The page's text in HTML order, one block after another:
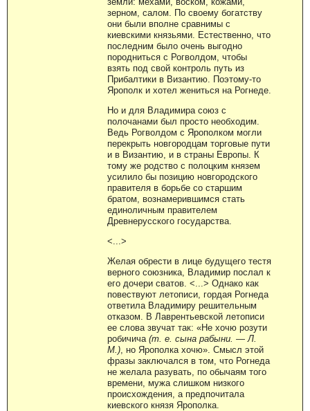
зерном, салом. По своему богатству
они были вполне сравнимы с
киевскими князьями. Естественно, что
последним было очень выгодно
породниться с Рогволдом, чтобы
взять под свой контроль путь из
Прибалтики в Византию. Поэтому-то
Ярополк и хотел жениться на Рогнеде.
Но и для Владимира союз с
полочанами был просто необходим.
Ведь Рогволдом с Ярополком могли
перекрыть новгородцам торговые пути
и в Византию, и в страны Европы. К
тому же родство с полоцким князем
усилило бы позицию новгородского
правителя в борьбе со старшим
братом, вознамерившимся стать
единоличным правителем
Древнерусского государства.
<...>
Желая обрести в лице будущего тестя
верного союзника, Владимир послал к
его дочери сватов. <...> Однако как
повествуют летописи, гордая Рогнеда
ответила Владимиру решительным
отказом. В Лаврентьевской летописи
ее слова звучат так: «Не хочю розути
робичича (т. е. сына рабыни. — Л.
М.) , но Ярополка хочю». Смысл этой
фразы заключался в том, что Рогнеда
не желала разувать, по обычаям того
времени, мужа слишком низкого
происхождения, а предпочитала
киевского князя Ярополка.